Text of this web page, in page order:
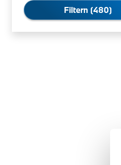
Filtern (480)